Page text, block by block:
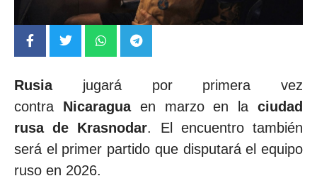
Rusiajugará por primera vez
contra Nicaraguaen marzo en laciudad
rusa de Krasnodar. El encuentro también
será el primer partido que disputará el equipo
ruso en 2026.